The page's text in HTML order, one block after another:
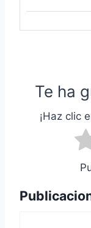
Te ha
¡Haz clic